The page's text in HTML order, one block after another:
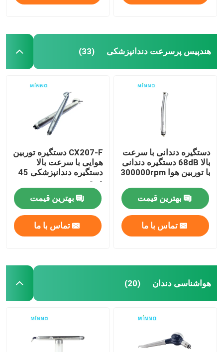
هندپیس پرسرعت دندانپزشکی (33)
دستگیره دندانی با سرعت
بالا 68dB دستگیره دندانی
با توربین هوا 300000rpm
بهترین قیمت
تماس با ما
CX207-F دستگیره توربین
هوایی با سرعت بالا
دستگیره دندانپزشکی 45
درجه
بهترین قیمت
تماس با ما
هواشناسی دندان (20)